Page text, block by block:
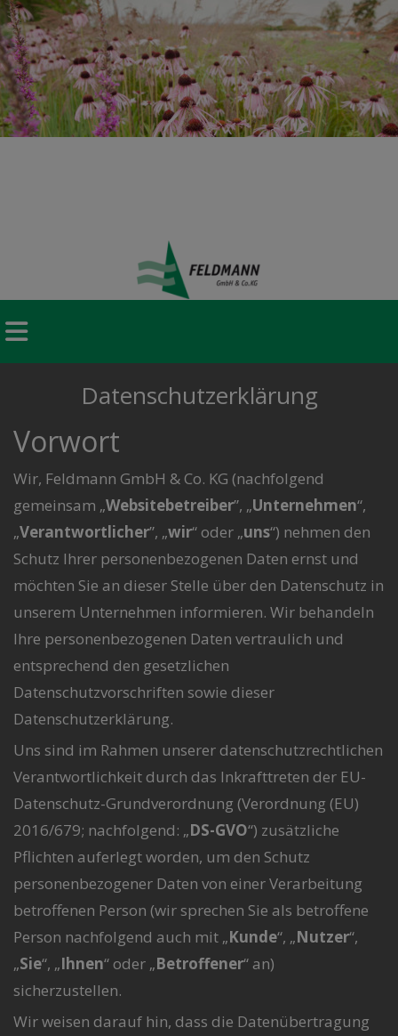
Datenschutzerklärung
Vorwort
Wir, Feldmann GmbH & Co. KG (nachfolgend
gemeinsam „Websitebetreiber”, „Unternehmen“,
„Verantwortlicher”, „wir“ oder „uns“) nehmen den
Schutz Ihrer personenbezogenen Daten ernst und
möchten Sie an dieser Stelle über den Datenschutz in
unserem Unternehmen informieren. Wir behandeln
Ihre personenbezogenen Daten vertraulich und
entsprechend den gesetzlichen
Datenschutzvorschriften sowie dieser
Datenschutzerklärung.
Uns sind im Rahmen unserer datenschutzrechtlichen
Verantwortlichkeit durch das Inkrafttreten der EU-
Datenschutz-Grundverordnung (Verordnung (EU)
2016/679; nachfolgend: „DS-GVO“) zusätzliche
Pflichten auferlegt worden, um den Schutz
personenbezogener Daten von einer Verarbeitung
betroffenen Person (wir sprechen Sie als betroffene
Person nachfolgend auch mit „Kunde“, „Nutzer“,
„Sie“, „Ihnen“ oder „Betroffener“ an)
sicherzustellen.
Wir weisen darauf hin, dass die Datenübertragung